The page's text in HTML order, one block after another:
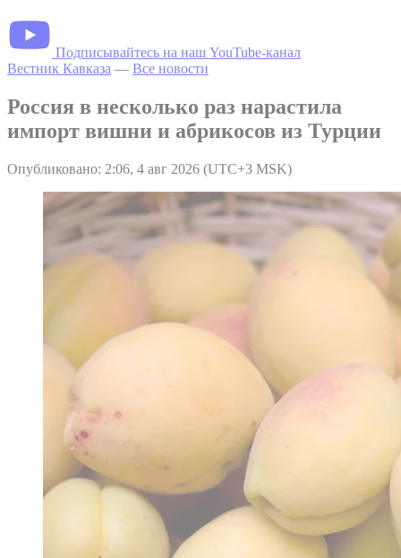
Подписывайтесь на наш YouTube-канал
Вестник Кавказа — Все новости
Россия в несколько раз нарастила
импорт вишни и абрикосов из Турции
Опубликовано: 2:06, 4 авг 2026 (UTC+3 MSK)